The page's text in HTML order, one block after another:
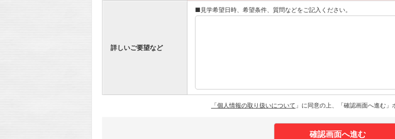
詳しいご要望など
■見学希望日時、希望条件、質問などをご記入ください。
「個人情報の取り扱いについて 」に同意の上、「確認画面へ進む」